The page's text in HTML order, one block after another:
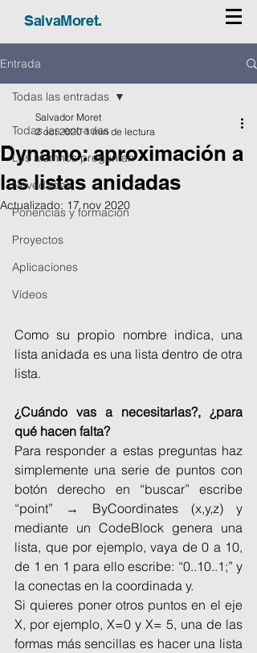
SalvaMoret.
Entrada
Todas las entradas
Los alumnos preguntan
Novedades
Ponencias y formación
Proyectos
Aplicaciones
Vídeos
Todas las entradas
Dynamo: aproximación a
las listas anidadas
Salvador Moret
2 oct 2020 1 min de lectura
Actualizado: 17 nov 2020
Como su propio nombre indica, una
lista anidada es una lista dentro de otra
lista.
¿Cuándo vas a necesitarlas?, ¿para
qué hacen falta?
Para responder a estas preguntas haz
simplemente una serie de puntos con
botón derecho en “buscar” escribe
“point” → ByCoordinates (x,y,z) y
mediante un CodeBlock genera una
lista, que por ejemplo, vaya de 0 a 10,
de 1 en 1 para ello escribe: “0..10..1;” y
la conectas en la coordinada y.
Si quieres poner otros puntos en el eje
X, por ejemplo, X=0 y X= 5, una de las
formas más sencillas es hacer una lista